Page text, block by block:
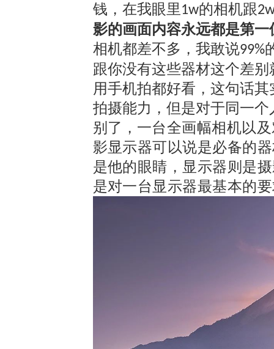
钱，在我眼里 1w的相机跟
影的画面内容永远都是第一
相机都差不多，我敢说99%
跟你没有这些器材这个差
用手机拍都好看，这句话
拍摄能力，但是对于同一
别了 ，一台全画幅相机以
影显示器可以说是必备的
是他的眼睛，显示器则是
是对一台显示器最基本的